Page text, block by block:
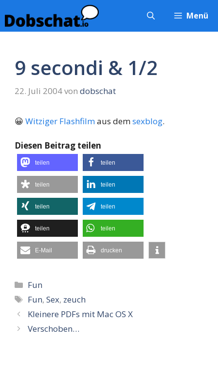
Inhalt
springen
Menü
9 secondi & 1/2
22. Juli 2004von dobschat
😀 Witziger Flashfilmaus demsexblog.
Diesen Beitrag teilen
teilen teilen
teilen teilen
teilen teilen
teilen teilen
E-Mail drucken
Kategorien
Fun
Schlagwörter
Fun,Sex, zeuch
Kleinere PDFs mit Mac OS X
Verschoben…